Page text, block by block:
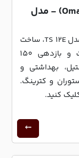
چرخ گوشت صنعتی اوماس (Omas) - مدل
چرخ گوشت صنعتی رومیزی اوماس مدل TS 12E، ساخت
ایتالیا با موتور قدرتمند 1450 وات و بازدهی 150
بهداشتی و
و کترینگ.
کنید.